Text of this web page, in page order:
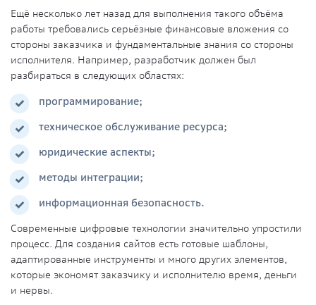
Ещё несколько лет назад для выполнения такого объёма
работы требовались серьёзные финансовые вложения со
стороны заказчика и фундаментальные знания со стороны
исполнителя. Например, разработчик должен был
разбираться в следующих областях:
программирование;
техническое обслуживание ресурса;
юридические аспекты;
методы интеграции;
информационная безопасность.
Современные цифровые технологии значительно упростили
процесс. Для создания сайтов есть готовые шаблоны,
адаптированные инструменты и много других элементов,
которые экономят заказчику и исполнителю время, деньги
и нервы.